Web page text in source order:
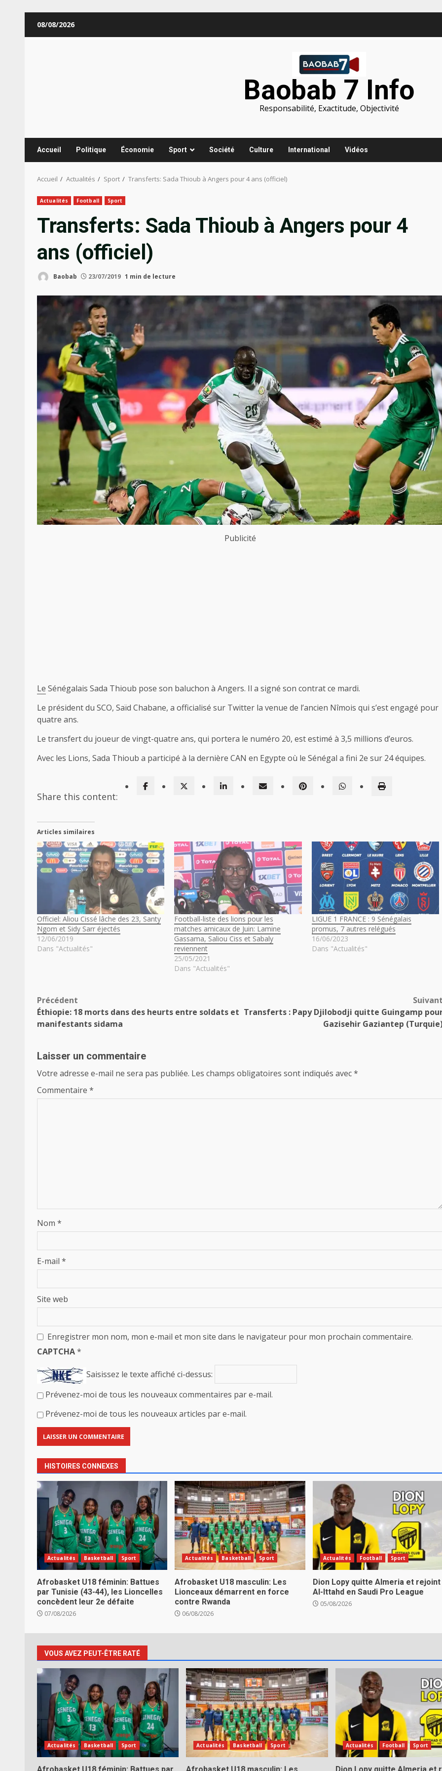
08/08/2026
Baobab 7 Info
Responsabilité, Exactitude, Objectivité
Accueil Politique Économie Sport Société Culture International Vidéos
Accueil Actualités Sport Transferts: Sada Thioub à Angers pour 4 ans (officiel)
Actualités Football Sport
Transferts: Sada Thioub à Angers pour 4
ans (officiel)
Baobab 23/07/2019 1 min de lecture
Publicité
Le Sénégalais Sada Thioub pose son baluchon à Angers. Il a signé son contrat ce mardi.
Le président du SCO, Saïd Chabane, a officialisé sur Twitter la venue de l’ancien Nîmois qui s’est engagé pour
quatre ans.
Le transfert du joueur de vingt-quatre ans, qui portera le numéro 20, est estimé à 3,5 millions d’euros.
Avec les Lions, Sada Thioub a participé à la dernière CAN en Egypte où le Sénégal a fini 2e sur 24 équipes.
Share this content:
Articles similaires
Officiel: Aliou Cissé lâche des 23, Santy
Ngom et Sidy Sarr éjectés
12/06/2019
Dans "Actualités"
Football-liste des lions pour les
matches amicaux de Juin: Lamine
Gassama, Saliou Ciss et Sabaly
reviennent
25/05/2021
Dans "Actualités"
LIGUE 1 FRANCE : 9 Sénégalais
promus, 7 autres relégués
16/06/2023
Dans "Actualités"
Navigation
d’article
Précédent
Éthiopie: 18 morts dans des heurts entre soldats et
manifestants sidama
Suivant
Transferts : Papy Djilobodji quitte Guingamp
Gazisehir Gaziantep
Laisser un commentaire
Votre adresse e-mail ne sera pas publiée. Les champs obligatoires sont indiqués avec*
Commentaire *
Nom *
E-mail *
Site web
Enregistrer mon nom, mon e-mail et mon site dans le navigateur pour mon prochain commentaire.
CAPTCHA*
Saisissez le texte affiché ci-dessus:
Prévenez-moi de tous les nouveaux commentaires par e-mail.
Prévenez-moi de tous les nouveaux articles par e-mail.
HISTOIRES CONNEXES
Actualités Basketball Sport
Afrobasket U18 féminin: Battues
par Tunisie (43-44), les Lioncelles
concèdent leur 2e défaite
07/08/2026
Actualités Basketball Sport
Afrobasket U18 masculin: Les
Lionceaux démarrent en force
contre Rwanda
06/08/2026
Actualités Football Sport
Dion Lopy quitte Almeria et rejoint
Al-Ittahd en Saudi Pro League
05/08/2026
VOUS AVEZ PEUT-ÊTRE RATÉ
Actualités Basketball Sport Actualités Basketball Sport Actualités Football Sport